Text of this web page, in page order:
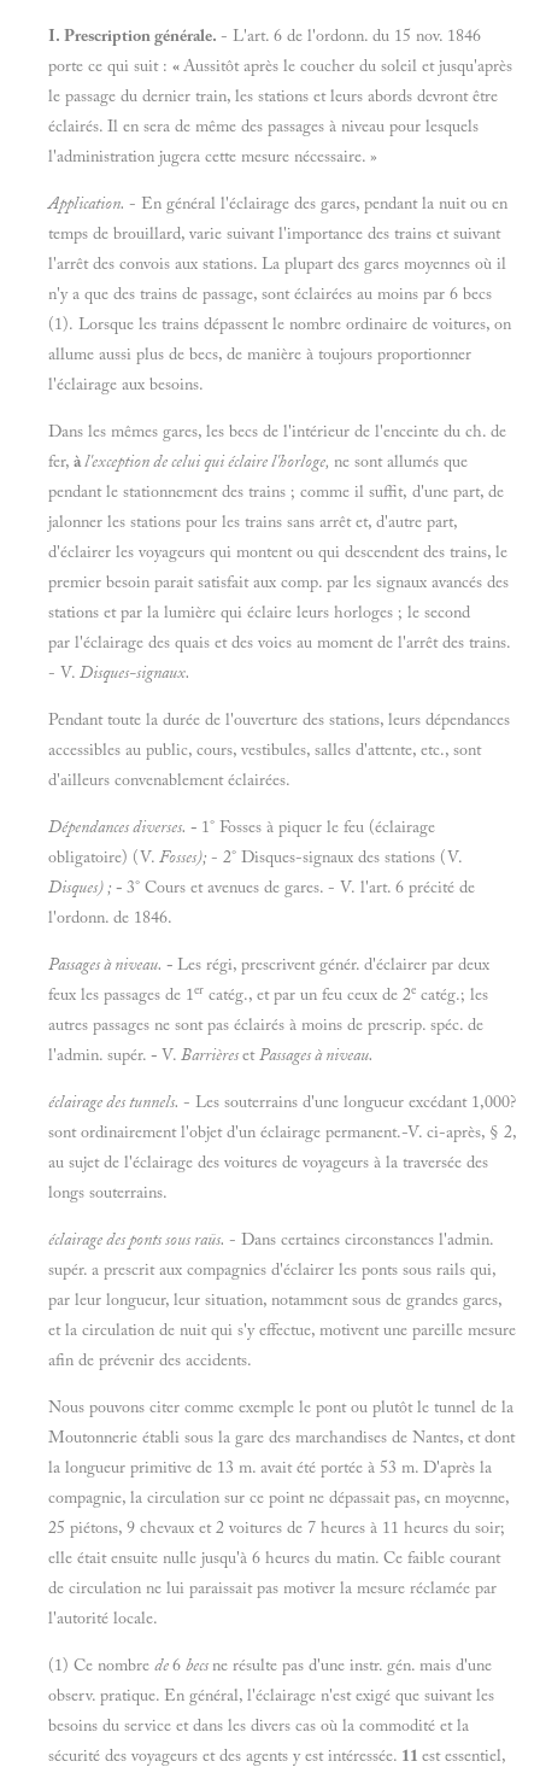
I. Prescription générale. - L'art. 6 de l'ordonn. du 15 nov. 1846
porte ce qui suit : «Aussitôt après le coucher du soleil et jusqu'après
le passage du dernier train, les stations et leurs abords devront être
éclairés. Il en sera de même des passages à niveau pour lesquels
l'administration jugera cette mesure nécessaire. »
Application. - En général l'éclairage des gares, pendant la nuit ou en
temps de brouillard, varie suivant l'importance des trains et suivant
l'arrêt des convois aux stations. La plupart des gares moyennes où il
n'y a que des trains de passage, sont éclairées au moins par 6 becs
(1). Lorsque les trains dépassent le nombre ordinaire de voitures, on
allume aussi plus de becs, de manière à toujours proportionner
l'éclairage aux besoins.
Dans les mêmes gares, les becs de l'intérieur de l'enceinte du ch. de
fer, àl'exception de celui qui éclaire l'horloge, ne sont allumés que
pendant le stationnement des trains ; comme il suffit, d'une part, de
jalonner les stations pour les trains sans arrêt et, d'autre part,
d'éclairer les voyageurs qui montent ou qui descendent des trains, le
premier besoin parait satisfait aux comp. par les signaux avancés des
stations et par la lumière qui éclaire leurs horloges ; le second
par l'éclairage des quais et des voies au moment de l'arrêt des trains.
- V. Disques-signaux.
Pendant toute la durée de l'ouverture des stations, leurs dépendances
accessibles au public, cours, vestibules, salles d'attente, etc., sont
d'ailleurs convenablement éclairées.
Dépendances diverses. - 1° Fosses à piquer le feu (éclairage
obligatoire) (V. Fosses); - 2° Disques-signaux des stations (V.
Disques) ; - 3° Cours et avenues de gares. - V. l'art. 6 précité de
l'ordonn. de 1846.
Passagesàniveau. - Les régi, prescrivent génér. d'éclairer par deux
feux les passages de 1er catég., et par un feu ceux de 2e catég.; les
autres passages ne sont pas éclairés à moins de prescrip. spéc. de
l'admin. supér. - V. BarrièresetPassagesàniveau.
éclairage des tunnels. - Les souterrains d'une longueur excédant 1,000?
sont ordinairement l'objet d'un éclairage permanent.-V. ci-après, § 2,
au sujet de l'éclairage des voitures de voyageurs à la traversée des
longs souterrains.
éclairage des ponts sous raüs. - Dans certaines circonstances l'admin.
supér. a prescrit aux compagnies d'éclairer les ponts sous rails qui,
par leur longueur, leur situation, notamment sous de grandes gares,
et la circulation de nuit qui s'y effectue, motivent une pareille mesure
afin de prévenir des accidents.
Nous pouvons citer comme exemple le pont ou plutôt le tunnel de la
Moutonnerie établi sous la gare des marchandises de Nantes, et dont
la longueur primitive de 13 m. avait été portée à 53 m. D'après la
compagnie, la circulation sur ce point ne dépassait pas, en moyenne,
25 piétons, 9 chevaux et 2 voitures de 7 heures à 11 heures du soir;
elle était ensuite nulle jusqu'à 6 heures du matin. Ce faible courant
de circulation ne lui paraissait pas motiver la mesure réclamée par
l'autorité locale.
(1) Ce nombre de6 becsne résulte pas d'une instr. gén. mais d'une
observ. pratique. En général, l'éclairage n'est exigé que suivant les
besoins du service et dans les divers cas où la commodité et la
sécurité des voyageurs et des agents y est intéressée. 11 est essentiel,